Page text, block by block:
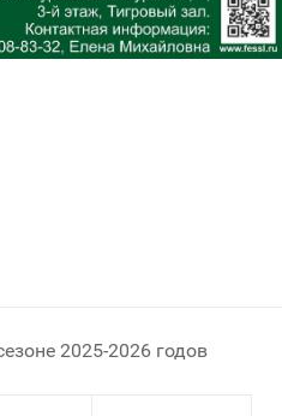
2025-2026 годов